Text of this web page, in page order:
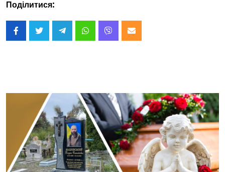
Поділитися: